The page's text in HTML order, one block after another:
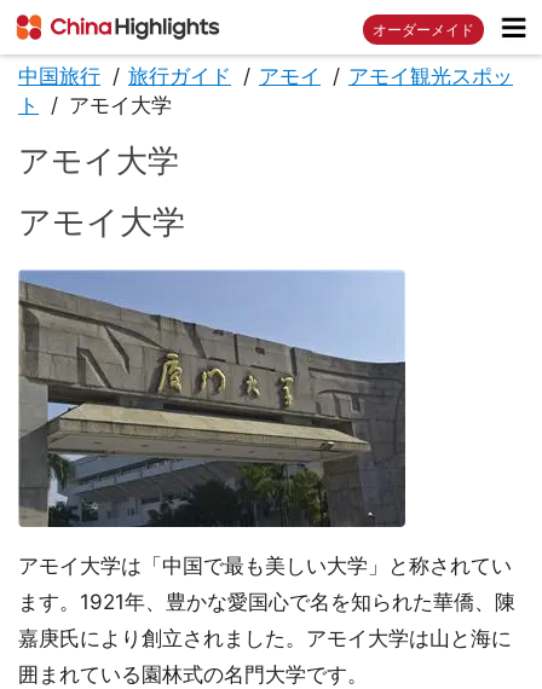
オーダーメイド
中国旅行 旅行ガイド アモイ
アモイ観光スポッ
ト
アモイ大学
アモイ大学
アモイ大学
アモイ大学は「中国で最も美しい大学」と称されてい
ます。1921年、豊かな愛国心で名を知られた華僑、陳
嘉庚氏により創立されました。アモイ大学は山と海に
囲まれている園林式の名門大学です。